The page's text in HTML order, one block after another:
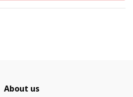
About us